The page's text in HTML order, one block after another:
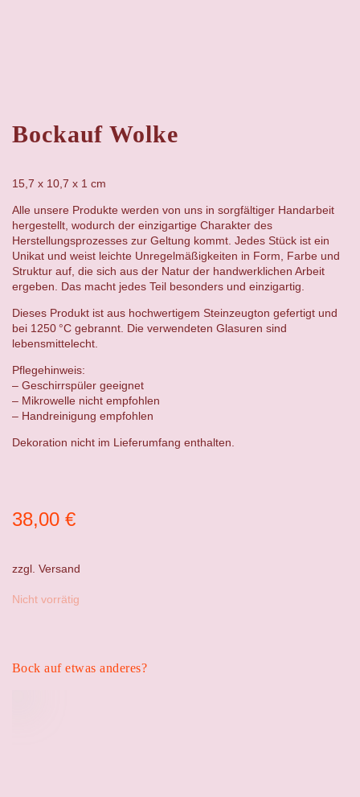
Bockauf Wolke
zzgl. Versand
38,00 €
Nicht vorrätig
15,7 x 10,7 x 1 cm
Alle unsere Produkte werden von uns in sorgfältiger Handarbeit
hergestellt, wodurch der einzigartige Charakter des
Herstellungsprozesses zur Geltung kommt. Jedes Stück ist ein
Unikat und weist leichte Unregelmäßigkeiten in Form, Farbe und
Struktur auf, die sich aus der Natur der handwerklichen Arbeit
ergeben. Das macht jedes Teil besonders und einzigartig.
Dieses Produkt ist aus hochwertigem Steinzeugton gefertigt und
bei 1250 °C gebrannt. Die verwendeten Glasuren sind
lebensmittelecht.
Pflegehinweis:
– Geschirrspüler geeignet
– Mikrowelle nicht empfohlen
– Handreinigung empfohlen
Dekoration nicht im Lieferumfang enthalten.
Bock auf etwas anderes?